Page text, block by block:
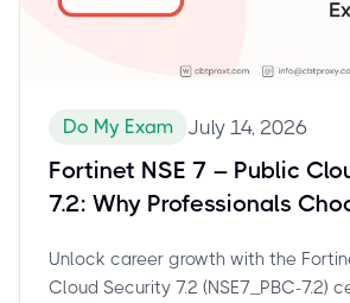
Do My Exam July 14, 2026
Fortinet NSE 7 – Public
7.2: Why Professionals
Unlock career growth with the
Cloud Security 7.2 (NSE7_PBC-7.2)